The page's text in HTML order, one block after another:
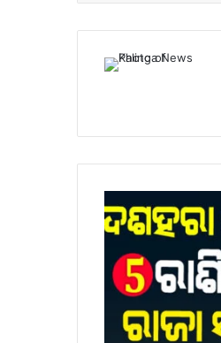
ପୂର୍ବରୁ
ଏହି
ସବୁ
ରାଶି
ହୋଇଯିବେ
ରାଜା